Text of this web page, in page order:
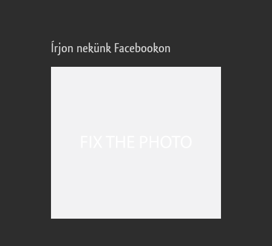
Írjon nekünk Facebookon